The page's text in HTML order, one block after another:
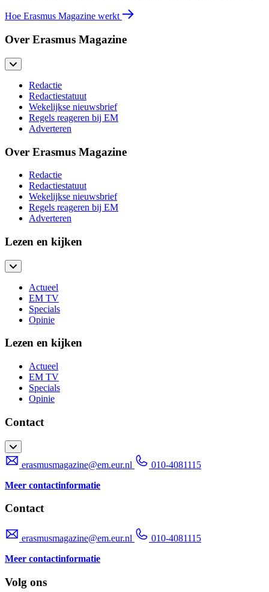
Hoe Erasmus Magazine werkt
Over Erasmus Magazine
Redactie
Redactiestatuut
Wekelijkse nieuwsbrief
Regels reageren bij EM
Adverteren
Over Erasmus Magazine
Redactie
Redactiestatuut
Wekelijkse nieuwsbrief
Regels reageren bij EM
Adverteren
Lezen en kijken
Actueel
EM TV
Specials
Opinie
Lezen en kijken
Actueel
EM TV
Specials
Opinie
Contact
erasmusmagazine@em.eur.nl
010-4081115
Meer contactinformatie
Contact
erasmusmagazine@em.eur.nl
010-4081115
Meer contactinformatie
Volg ons